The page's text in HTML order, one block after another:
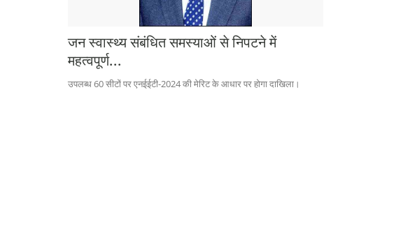
जन स्वास्थ्य संबंधित समस्याओं से निपटने में
महत्वपूर्ण...
उपलब्ध 60 सीटों पर एनईईटी-2024 की मेरिट के आधार पर होगा दाखिला।